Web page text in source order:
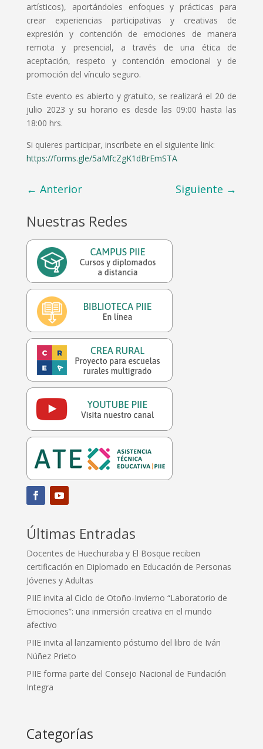
artísticos), aportándoles enfoques y prácticas para
crear experiencias participativas y creativas de
expresión y contención de emociones de manera
remota y presencial, a través de una ética de
aceptación, respeto y contención emocional y de
promoción del vínculo seguro.
Este evento es abierto y gratuito, se realizará el 20 de
julio 2023 y su horario es desde las 09:00 hasta las
18:00 hrs.
Si quieres participar, inscríbete en el siguiente link:
https://forms.gle/5aMfcZgK1dBrEmSTA
← Anterior Siguiente →
Nuestras Redes
Últimas Entradas
Docentes de Huechuraba y El Bosque reciben
certificación en Diplomado en Educación de Personas
Jóvenes y Adultas
PIIE invita al Ciclo de Otoño-Invierno “Laboratorio de
Emociones”: una inmersión creativa en el mundo
afectivo
PIIE invita al lanzamiento póstumo del libro de Iván
Núñez Prieto
PIIE forma parte del Consejo Nacional de Fundación
Integra
Categorías